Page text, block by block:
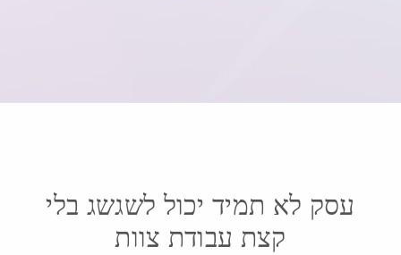
עסק לא תמיד יכול לשגשג בלי
קצת עבודת צוות